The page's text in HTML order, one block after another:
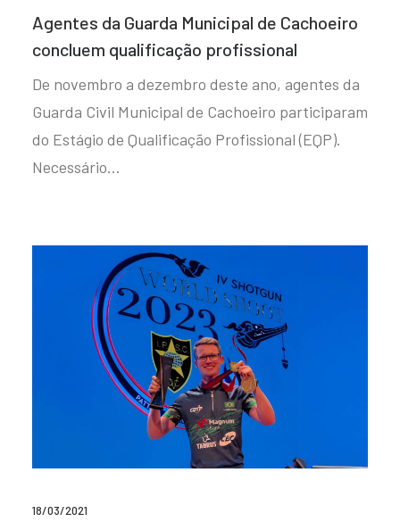
Agentes da Guarda Municipal de Cachoeiro
concluem qualificação profissional
De novembro a dezembro deste ano, agentes da
Guarda Civil Municipal de Cachoeiro participaram
do Estágio de Qualificação Profissional (EQP).
Necessário…
18/03/2021